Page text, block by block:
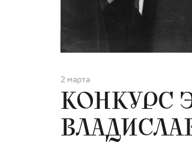
2 марта
КОНКУРС